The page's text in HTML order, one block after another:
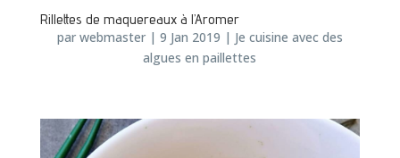
Rillettes de maquereaux à l’Aromer
par webmaster| 9 Jan 2019 | Je cuisine avec des
algues en paillettes